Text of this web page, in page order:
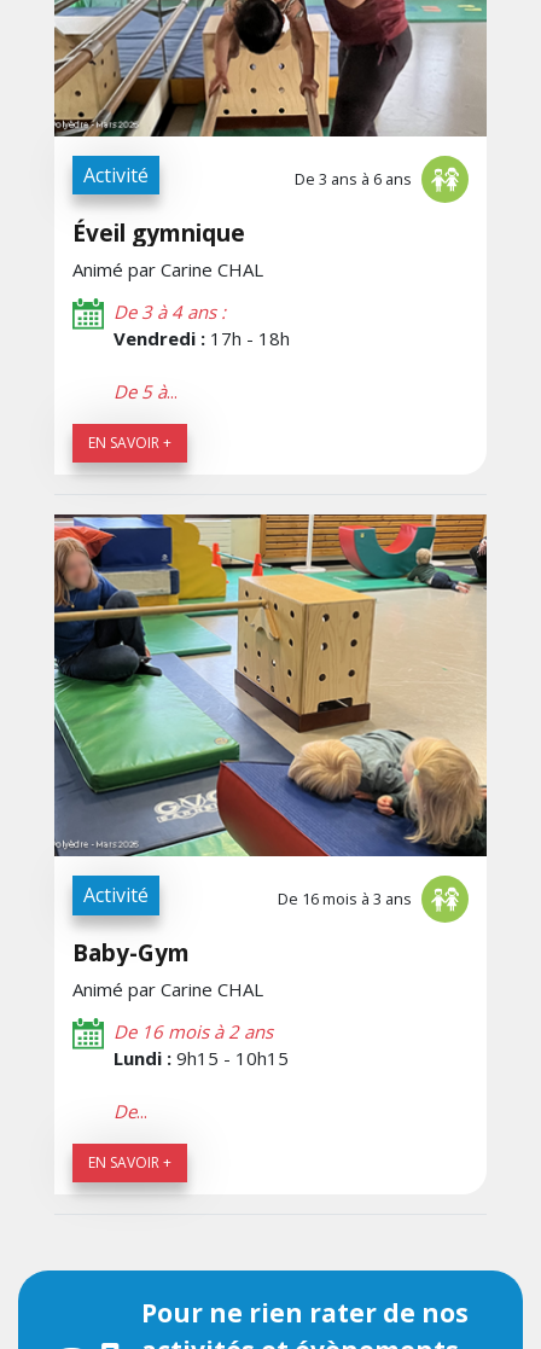
Activité De 3 ans à 6 ans
Éveil gymnique
Animé par Carine CHAL
De 3 à 4 ans :
Vendredi : 17h - 18h
De 5 à...
EN SAVOIR +
Activité De 16 mois à 3 ans
Baby-Gym
Animé par Carine CHAL
De 16 mois à 2 ans
Lundi : 9h15 - 10h15
De...
EN SAVOIR +
Pour ne rien rater de nos